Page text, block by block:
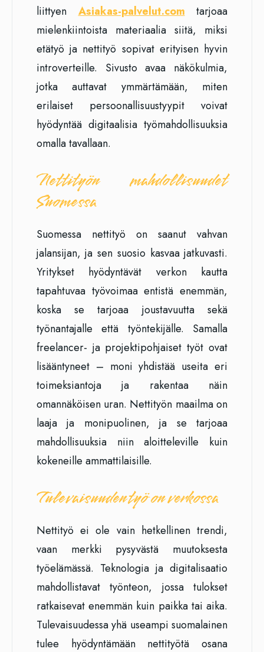
liittyen Asiakas-palvelut.com tarjoaa
mielenkiintoista materiaalia siitä, miksi
etätyö ja nettityö sopivat erityisen hyvin
introverteille. Sivusto avaa näkökulmia,
jotka auttavat ymmärtämään, miten
erilaiset persoonallisuustyypit voivat
hyödyntää digitaalisia työmahdollisuuksia
omalla tavallaan.
Nettityön mahdollisuudet
Suomessa
Suomessa nettityö on saanut vahvan
jalansijan, ja sen suosio kasvaa jatkuvasti.
Yritykset hyödyntävät verkon kautta
tapahtuvaa työvoimaa entistä enemmän,
koska se tarjoaa joustavuutta sekä
työnantajalle että työntekijälle. Samalla
freelancer- ja projektipohjaiset työt ovat
lisääntyneet – moni yhdistää useita eri
toimeksiantoja ja rakentaa näin
omannäköisen uran. Nettityön maailma on
laaja ja monipuolinen, ja se tarjoaa
mahdollisuuksia niin aloitteleville kuin
kokeneille ammattilaisille.
Tulevaisuuden työ on verkossa
Nettityö ei ole vain hetkellinen trendi,
vaan merkki pysyvästä muutoksesta
työelämässä. Teknologia ja digitalisaatio
mahdollistavat työnteon, jossa tulokset
ratkaisevat enemmän kuin paikka tai aika.
Tulevaisuudessa yhä useampi suomalainen
tulee hyödyntämään nettityötä osana